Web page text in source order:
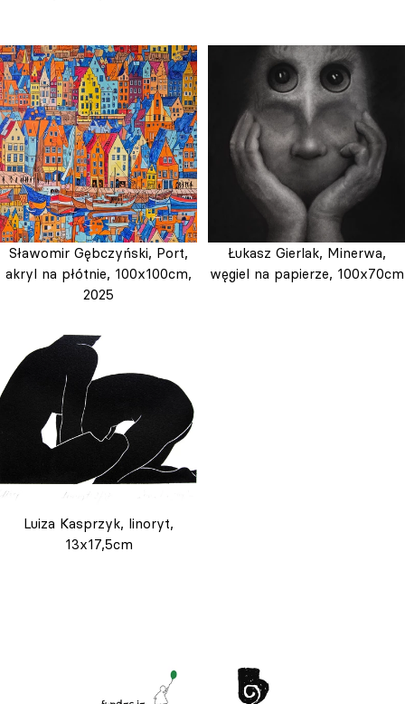
Sławomir Gębczyński, Port,
akryl na płótnie, 100x100cm,
2025
Łukasz Gierlak, Minerwa,
węgiel na papierze, 100x70cm
Luiza Kasprzyk, linoryt,
13x17,5cm